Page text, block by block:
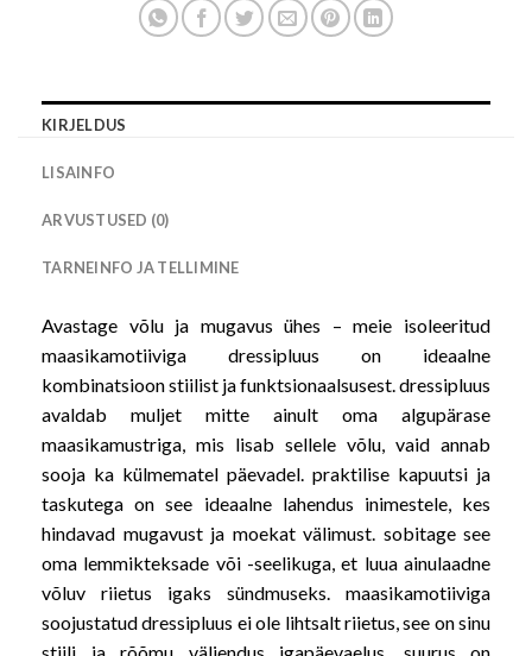
KIRJELDUS
LISAINFO
ARVUSTUSED (0)
TARNEINFO JA TELLIMINE
Avastage võlu ja mugavus ühes – meie isoleeritud
maasikamotiiviga dressipluus on ideaalne
kombinatsioon stiilist ja funktsionaalsusest. dressipluus
avaldab muljet mitte ainult oma algupärase
maasikamustriga, mis lisab sellele võlu, vaid annab
sooja ka külmematel päevadel. praktilise kapuutsi ja
taskutega on see ideaalne lahendus inimestele, kes
hindavad mugavust ja moekat välimust. sobitage see
oma lemmikteksade või -seelikuga, et luua ainulaadne
võluv riietus igaks sündmuseks. maasikamotiiviga
soojustatud dressipluus ei ole lihtsalt riietus, see on sinu
stiili ja rõõmu väljendus igapäevaelus. suurus on